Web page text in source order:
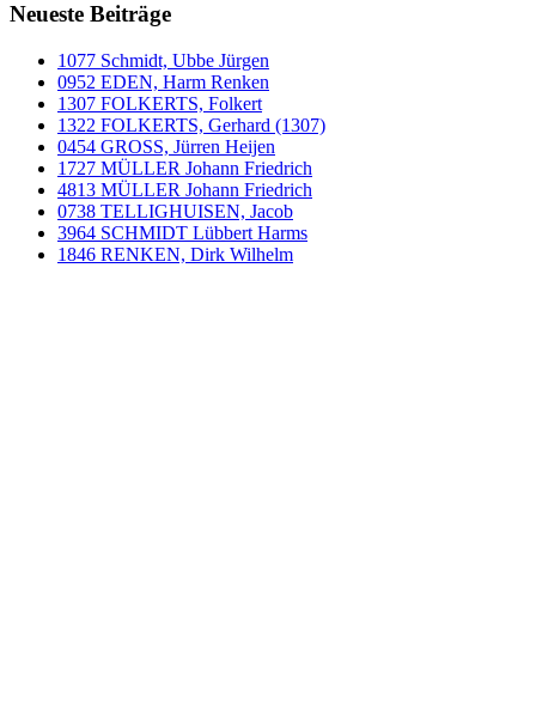
Neueste Beiträge
1077 Schmidt, Ubbe Jürgen
0952 EDEN, Harm Renken
1307 FOLKERTS, Folkert
1322 FOLKERTS, Gerhard (1307)
0454 GROSS, Jürren Heijen
1727 MÜLLER Johann Friedrich
4813 MÜLLER Johann Friedrich
0738 TELLIGHUISEN, Jacob
3964 SCHMIDT Lübbert Harms
1846 RENKEN, Dirk Wilhelm